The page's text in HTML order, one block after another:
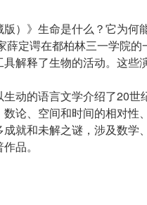
版）》生命是什么？它为
薛定谔在都柏林三一学院
解释了生物的活动。这些
生动的语言文学介绍了20
论、空间和时间的相对
就和未解之谜，涉及数
品。